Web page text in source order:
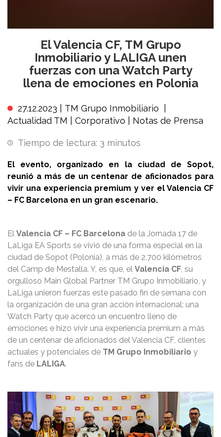
El Valencia CF, TM Grupo
Inmobiliario y LALIGA unen
fuerzas con una Watch Party
llena de emociones en Polonia
27.12.2023 | TM Grupo Inmobiliario
Actualidad TM
Corporativo Notas de Prensa
Tiempo de lectura: 3 minutos
El evento, organizado en la ciudad de Sopot,
reunió a más de un centenar de aficionados para
vivir una experiencia premium y ver el Valencia CF
– FC Barcelona en un gran escenario.
El Valencia CF – FC Barcelona de la Jornada 17 de
LaLiga EA Sports se vivió de una forma especial en la
ciudad de Sopot (Polonia), a más de 2.700 kilómetros
del Camp de Mestalla. Y, es que, el Valencia CF, su
orgulloso Main Global Partner TM Grupo Inmobiliario, y
LaLiga unieron fuerzas este pasado fin de semana con
la organización de una gran acción internacional: una
Watch Party que acercó un encuentro lleno de
emociones e hizo vivir una experiencia premium a más
de un centenar de aficionados del Valencia CF, clientes
actuales y potenciales de TM Grupo Inmobiliario y
fans de LALIGA.